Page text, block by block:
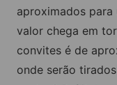
aproximados
valor chega em
convites é de
onde serão